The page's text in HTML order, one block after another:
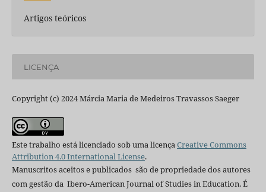
Artigos teóricos
LICENÇA
Copyright (c) 2024 Márcia Maria de Medeiros Travassos Saeger
Este trabalho está licenciado sob uma licençaCreative Commons
Attribution 4.0 International License.
Manuscritos aceitos e publicados são de propriedade dos autores
com gestão da Ibero-American Journal of Studies in Education. É